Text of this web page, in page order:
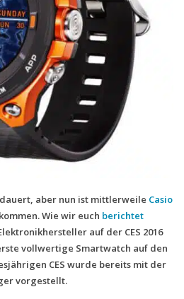
aber nun ist mittlerweile Casio
Wie wir euch berichtet
auf der CES 2016
vollwertige Smartwatch auf den
CES wurde bereits mit der
vorgestellt.